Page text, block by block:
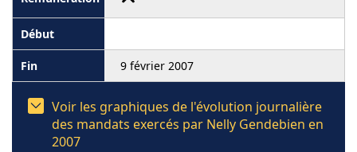
9 février 2007
Voir les graphiques de l'évolution journalière
des mandats exercés par Nelly Gendebien en
2007